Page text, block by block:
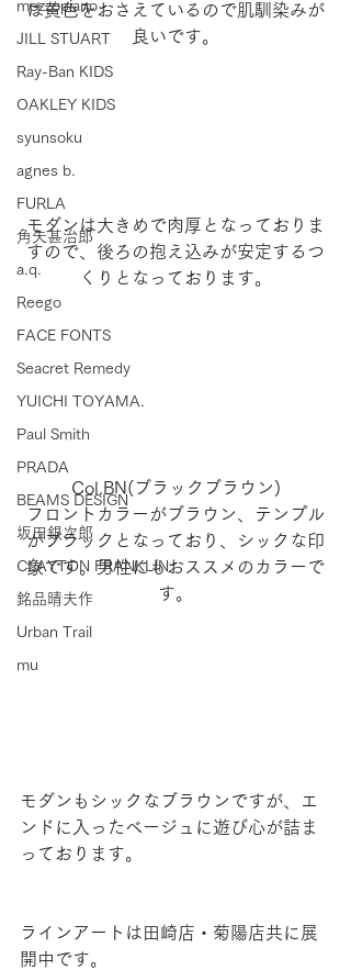
mezzopiano
JILL STUART
Ray-Ban KIDS
OAKLEY KIDS
syunsoku
agnes b.
FURLA
角矢甚治郎
a.q.
Reego
FACE FONTS
Seacret Remedy
YUICHI TOYAMA.
Paul Smith
PRADA
BEAMS DESIGN
坂田銀次郎
CLAYTON FRANKLIN
銘品晴夫作
Urban Trail
mu
は黄色をおさえているので肌馴染みが
良いです。
モダンは大きめで肉厚となっておりま
すので、後ろの抱え込みが安定するつ
くりとなっております。
Col.BN(ブラックブラウン)
フロントカラーがブラウン、テンプル
がブラックとなっており、シックな印
象です。男性にもおススメのカラーで
す。
モダンもシックなブラウンですが、エ
ンドに入ったベージュに遊び心が詰ま
っております。
ラインアートは田崎店・菊陽店共に展
開中です。